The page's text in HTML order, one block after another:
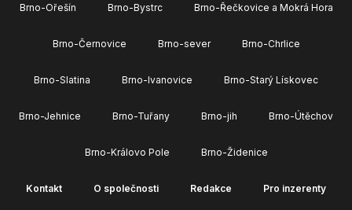
Brno-Ořešín Brno-Bystrc Brno-Řečkovice a Mokrá Hora
Brno-Černovice Brno-sever Brno-Chrlice
Brno-Slatina Brno-Ivanovice Brno-Starý Lískovec
Brno-Jehnice Brno-Tuřany Brno-jih Brno-Útěchov
Brno-Královo Pole Brno-Židenice
Kontakt O společnosti Redakce Pro inzerenty